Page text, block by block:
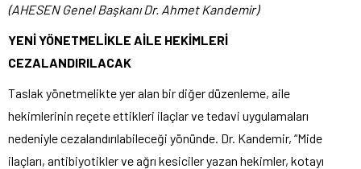
(AHESEN Genel Başkanı Dr. Ahmet Kandemir)
YENİ YÖNETMELİKLE AİLE HEKİMLERİ
CEZALANDIRILACAK
Taslak yönetmelikte yer alan bir diğer düzenleme, aile
hekimlerinin reçete ettikleri ilaçlar ve tedavi uygulamaları
nedeniyle cezalandırılabileceği yönünde. Dr. Kandemir, “Mide
ilaçları, antibiyotikler ve ağrı kesiciler yazan hekimler, kotayı